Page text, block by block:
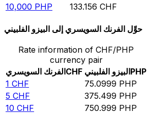
10,000 PHP 133.156 CHF
حوِّل الفرنك السويسري إلى البيزو الفلبيني
Rate information of CHF/PHP
currency pair
الفرنك السويسريCHF البيزو الفلبينيPHP
1 CHF 75.0999 PHP
5 CHF 375.499 PHP
10 CHF 750.999 PHP